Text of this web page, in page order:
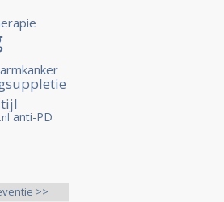
anti-PD
>>